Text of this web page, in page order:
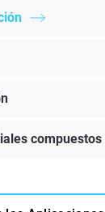
compuestos